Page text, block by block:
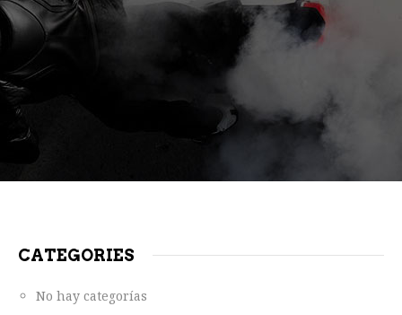
CATEGORIES
No hay categorías